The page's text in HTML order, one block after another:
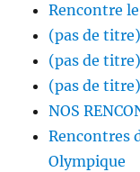
Rencontre
(pas de titre)
(pas de titre)
(pas de titre)
NOS
Rencontres
Olympique